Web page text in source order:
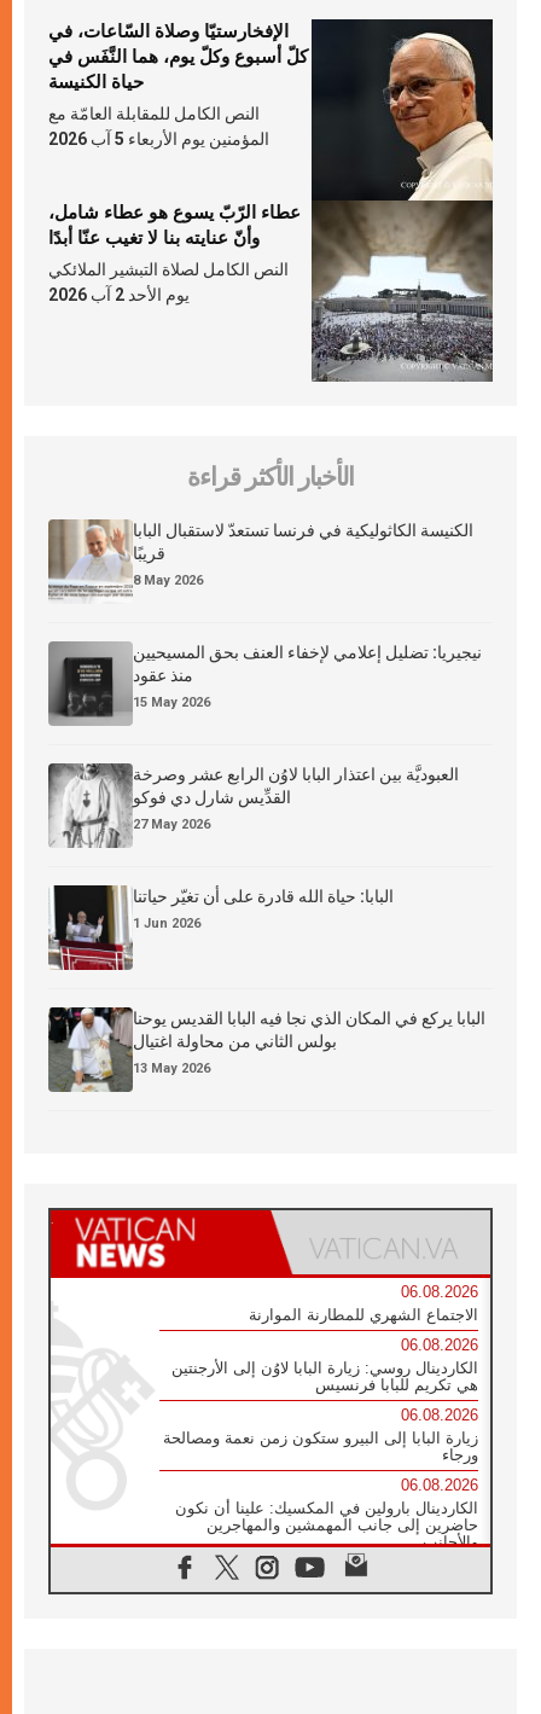
الإفخارستيّا وصلاة السّاعات، في
كلّ أسبوع وكلّ يوم، هما النَّفَس في
حياة الكنيسة
النص الكامل للمقابلة العامّة مع
المؤمنين يوم الأربعاء 5 آب 2026
عطاء الرّبّ يسوع هو عطاء شامل،
وأنّ عنايته بنا لا تغيب عنّا أبدًا
النص الكامل لصلاة التبشير الملائكي
يوم الأحد 2 آب 2026
الأخبار الأكثر قراءة
الكنيسة الكاثوليكية في فرنسا تستعدّ لاستقبال البابا
قريبًا
8 May 2026
نيجيريا: تضليل إعلامي لإخفاء العنف بحق المسيحيين
منذ عقود
15 May 2026
العبوديَّة بين اعتذار البابا لاوُن الرابع عشر وصرخة
القدِّيس شارل دي فوكو
27 May 2026
البابا: حياة الله قادرة على أن تغيّر حياتنا
1 Jun 2026
البابا يركع في المكان الذي نجا فيه البابا القديس يوحنا
بولس الثاني من محاولة اغتيال
13 May 2026
06.08.2026
الاجتماع الشهري للمطارنة الموارنة
06.08.2026
الكاردينال روسي: زيارة البابا لاوُن إلى الأرجنتين
هي تكريم للبابا فرنسيس
06.08.2026
زيارة البابا إلى البيرو ستكون زمن نعمة ومصالحة
ورجاء
06.08.2026
الكاردينال بارولين في المكسيك: علينا أن نكون
حاضرين إلى جانب المهمشين والمهاجرين
والأجانب
البابا لاوُن الرابع عشر للشباب في أسيزي: